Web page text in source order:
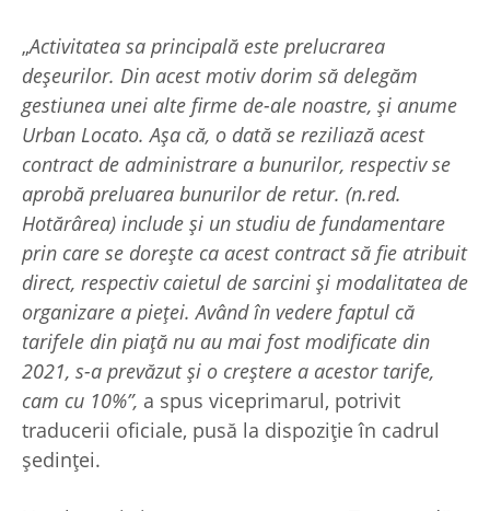
„Activitatea sa principală este prelucrarea
deșeurilor. Din acest motiv dorim să delegăm
gestiunea unei alte firme de-ale noastre, și anume
Urban Locato. Așa că, o dată se reziliază acest
contract de administrare a bunurilor, respectiv se
aprobă preluarea bunurilor de retur. (n.red.
Hotărârea) include și un studiu de fundamentare
prin care se dorește ca acest contract să fie atribuit
direct, respectiv caietul de sarcini și modalitatea de
organizare a pieței. Având în vedere faptul că
tarifele din piață nu au mai fost modificate din
2021, s-a prevăzut și o creștere a acestor tarife,
cam cu 10%”, a spus viceprimarul, potrivit
traducerii oficiale, pusă la dispoziție în cadrul
ședinței.